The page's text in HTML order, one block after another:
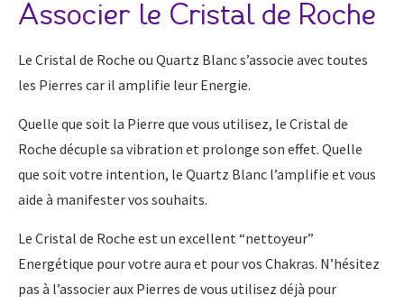
Associer le Cristal de Roche
Le Cristal de Roche ou Quartz Blanc s’associe avec toutes
les Pierres car il amplifie leur Energie.
Quelle que soit la Pierre que vous utilisez, le Cristal de
Roche décuple sa vibration et prolonge son effet. Quelle
que soit votre intention, le Quartz Blanc l’amplifie et vous
aide à manifester vos souhaits.
Le Cristal de Roche est un excellent “nettoyeur”
Energétique pour votre aura et pour vos Chakras. N’hésitez
pas à l’associer aux Pierres de vous utilisez déjà pour